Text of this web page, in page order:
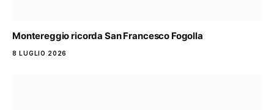
Montereggio ricorda San Francesco Fogolla
8 LUGLIO 2026